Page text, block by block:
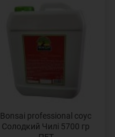
Bonsai professional соус
Солодкий Чилі 5700 гр